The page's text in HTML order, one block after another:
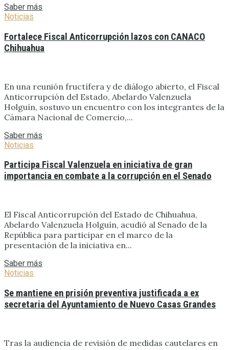
Saber más
Noticias
Fortalece Fiscal Anticorrupción lazos con CANACO
Chihuahua
En una reunión fructífera y de diálogo abierto, el Fiscal
Anticorrupción del Estado, Abelardo Valenzuela
Holguín, sostuvo un encuentro con los integrantes de la
Cámara Nacional de Comercio,...
Saber más
Noticias
Participa Fiscal Valenzuela en iniciativa de gran
importancia en combate a la corrupción en el Senado
El Fiscal Anticorrupción del Estado de Chihuahua,
Abelardo Valenzuela Holguín, acudió al Senado de la
República para participar en el marco de la
presentación de la iniciativa en...
Saber más
Noticias
Se mantiene en prisión preventiva justificada a ex
secretaria del Ayuntamiento de Nuevo Casas Grandes
Tras la audiencia de revisión de medidas cautelares en